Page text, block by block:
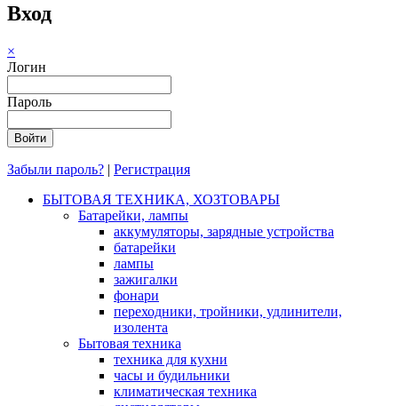
Вход
×
Логин
Пароль
Забыли пароль? | Регистрация
БЫТОВАЯ ТЕХНИКА, ХОЗТОВАРЫ
Батарейки, лампы
аккумуляторы, зарядные устройства
батарейки
лампы
зажигалки
фонари
переходники, тройники, удлинители,
изолента
Бытовая техника
техника для кухни
часы и будильники
климатическая техника